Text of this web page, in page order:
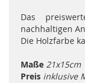
Das
nachhaltigen
Die Holzfarbe
Maße 21x15cm
Preis inklusive